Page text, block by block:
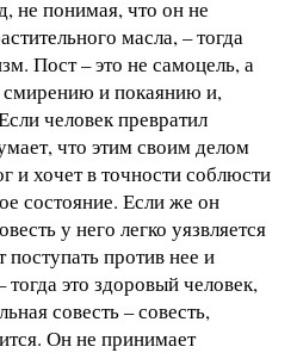
не понимая, что он не
масла, – тогда
Пост – это не самоцель, а
смирению и покаянию и,
человек превратил
что этим своим делом
и хочет в точности соблюсти
состояние. Если же он
у него легко уязвляется
против нее и
это здоровый человек,
совесть – совесть,
Он не принимает